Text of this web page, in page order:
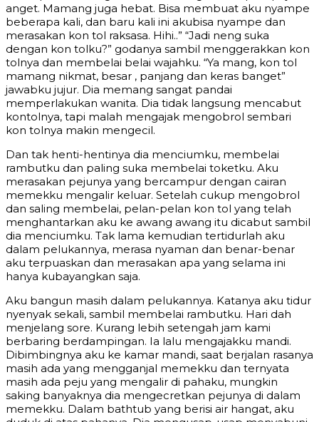
anget. Mamang juga hebat. Bisa membuat aku nyampe
beberapa kali, dan baru kali ini akubisa nyampe dan
merasakan kon tol raksasa. Hihi..” “Jadi neng suka
dengan kon tolku?” godanya sambil menggerakkan kon
tolnya dan membelai belai wajahku. “Ya mang, kon tol
mamang nikmat, besar , panjang dan keras banget”
jawabku jujur. Dia memang sangat pandai
memperlakukan wanita. Dia tidak langsung mencabut
kontolnya, tapi malah mengajak mengobrol sembari
kon tolnya makin mengecil.
Dan tak henti-hentinya dia menciumku, membelai
rambutku dan paling suka membelai toketku. Aku
merasakan pejunya yang bercampur dengan cairan
memekku mengalir keluar. Setelah cukup mengobrol
dan saling membelai, pelan-pelan kon tol yang telah
menghantarkan aku ke awang awang itu dicabut sambil
dia menciumku. Tak lama kemudian tertidurlah aku
dalam pelukannya, merasa nyaman dan benar-benar
aku terpuaskan dan merasakan apa yang selama ini
hanya kubayangkan saja.
Aku bangun masih dalam pelukannya. Katanya aku tidur
nyenyak sekali, sambil membelai rambutku. Hari dah
menjelang sore. Kurang lebih setengah jam kami
berbaring berdampingan. Ia lalu mengajakku mandi.
Dibimbingnya aku ke kamar mandi, saat berjalan rasanya
masih ada yang mengganjal memekku dan ternyata
masih ada peju yang mengalir di pahaku, mungkin
saking banyaknya dia mengecretkan pejunya di dalam
memekku. Dalam bathtub yang berisi air hangat, aku